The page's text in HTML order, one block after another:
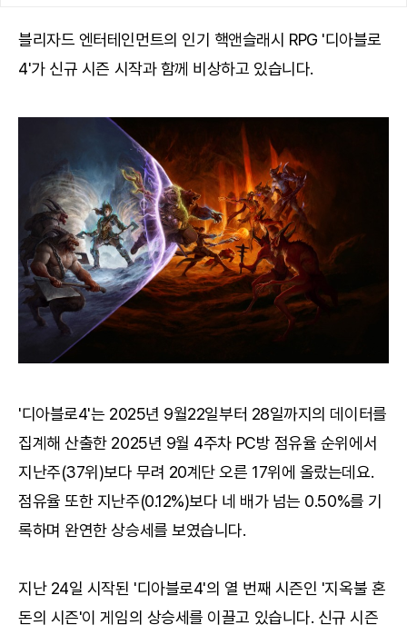
블리자드 엔터테인먼트의 인기 핵앤슬래시 RPG '디아블로
4'가 신규 시즌 시작과 함께 비상하고 있습니다.
'디아블로4'는 2025년 9월22일부터 28일까지의 데이터를
집계해 산출한 2025년 9월 4주차 PC방 점유율 순위에서
지난주(37위)보다 무려 20계단 오른 17위에 올랐는데요.
점유율 또한 지난주(0.12%)보다 네 배가 넘는 0.50%를 기
록하며 완연한 상승세를 보였습니다.
지난 24일 시작된 '디아블로4'의 열 번째 시즌인 '지옥불 혼
돈의 시즌'이 게임의 상승세를 이끌고 있습니다. 신규 시즌